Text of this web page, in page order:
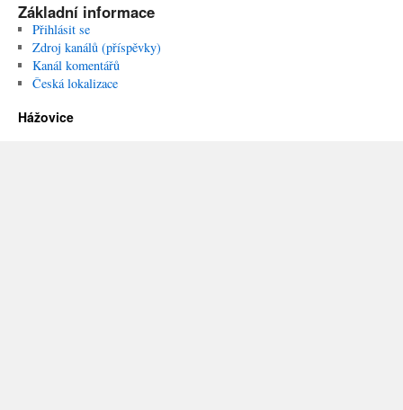
Základní informace
Přihlásit se
Zdroj kanálů (příspěvky)
Kanál komentářů
Česká lokalizace
Hážovice